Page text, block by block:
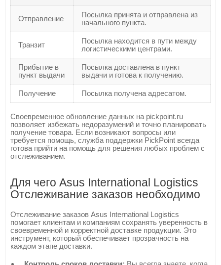
Отправление
Посылка принята и отправлена из
начального пункта.
Транзит
Посылка находится в пути между
логистическими центрами.
Прибытие в
пункт выдачи
Посылка доставлена в пункт
выдачи и готова к получению.
Получение Посылка получена адресатом.
Своевременное обновление данных на pickpoint.ru
позволяет избежать недоразумений и точно планировать
получение товара. Если возникают вопросы или
требуется помощь, служба поддержки PickPoint всегда
готова прийти на помощь для решения любых проблем с
отслеживанием.
Для чего Asus International Logistics
Отслеживание заказов необходимо
Отслеживание заказов Asus International Logistics
помогает клиентам и компаниям сохранять уверенность в
своевременной и корректной доставке продукции. Это
инструмент, который обеспечивает прозрачность на
каждом этапе доставки.